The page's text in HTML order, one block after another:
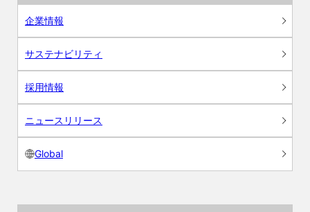
企業情報
サステナビリティ
採用情報
ニュースリリース
Global